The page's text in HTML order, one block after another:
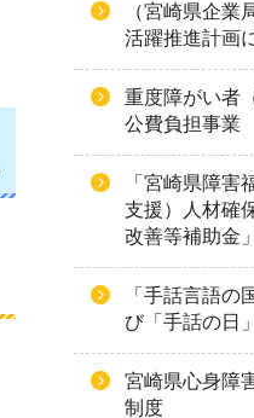
（宮崎県企業
活躍推進計画
重度障がい者
公費負担事業
「宮崎県障害
支援）人材確
改善等補助金
「手話言語の
び「手話の日
宮崎県心身障
制度